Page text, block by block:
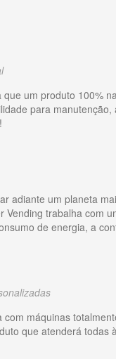
que um produto 100%
para
adiante um planeta
Vending trabalha com
de energia, a
com máquinas
que atenderá todas